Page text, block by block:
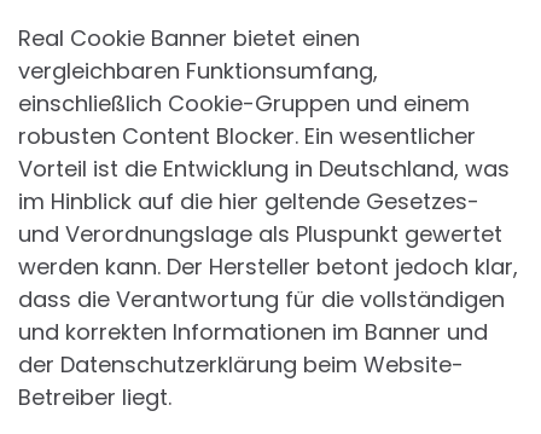
Real Cookie Banner bietet einen
vergleichbaren Funktionsumfang,
einschließlich Cookie-Gruppen und einem
robusten Content Blocker. Ein wesentlicher
Vorteil ist die Entwicklung in Deutschland, was
im Hinblick auf die hier geltende Gesetzes-
und Verordnungslage als Pluspunkt gewertet
werden kann. Der Hersteller betont jedoch klar,
dass die Verantwortung für die vollständigen
und korrekten Informationen im Banner und
der Datenschutzerklärung beim Website-
Betreiber liegt.